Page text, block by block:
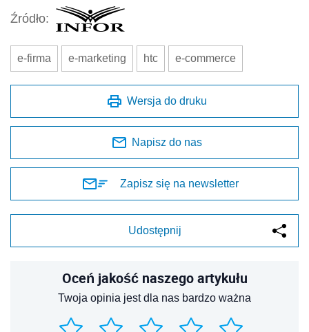
Źródło:
e-firma e-marketing htc e-commerce
Wersja do druku
Napisz do nas
Zapisz się na newsletter
Udostępnij
Oceń jakość naszego artykułu
Twoja opinia jest dla nas bardzo ważna